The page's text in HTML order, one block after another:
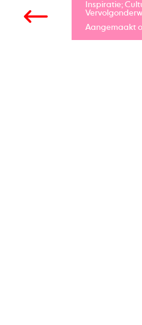
Inspiratie;
Aangemaakt